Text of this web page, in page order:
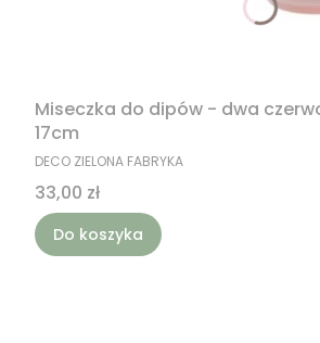
Miseczka do dipów - dwa
17cm
PRODUCENT
DECO ZIELONA FABRYKA
Cena
33,00 zł
Do koszyka